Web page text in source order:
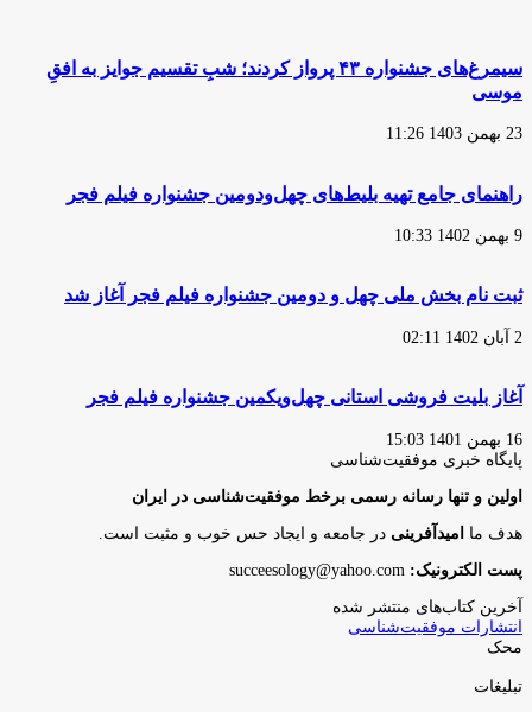
سیمرغ‌های جشنواره ۴۳ پرواز کردند؛ شبِ تقسیم جوایز به افقِ
موسی
23 بهمن 1403 11:26
راهنمای جامع تهیه بلیط‌های چهل‌ودومین جشنواره فیلم فجر
9 بهمن 1402 10:33
ثبت نام بخش ملی چهل و دومین جشنواره فیلم فجر آغاز شد
2 آبان 1402 02:11
آغاز بلیت فروشی استانی چهل‌و‌یکمین جشنواره فیلم فجر
16 بهمن 1401 15:03
پایگاه‌ خبری موفقیت‌شناسی
اولین و تنها رسانه رسمی برخط موفقیت‌شناسی در ایران
هدف ما امیدآفرینی در جامعه و ایجاد حس خوب و مثبت است.
پست الکترونیک:
آخرین کتاب‌های منتشر شده
انتشارات موفقیت‌شناسی
محک
تبلیغات